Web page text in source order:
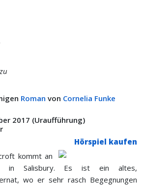
Roman von Cornelia Funke
2017 (Uraufführung)
Hörspiel kaufen
kommt an
in Salisbury. Es ist ein altes,
wo er sehr rasch Begegnungen